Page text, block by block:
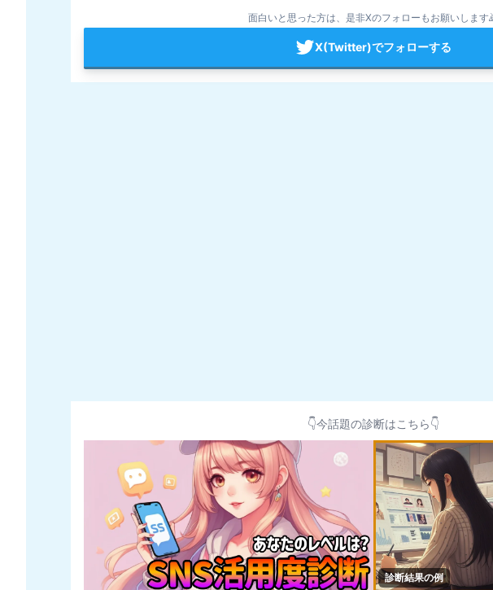
面白いと思った方は、是非Xのフォローもお願いします
X(Twitter)でフォローする
👇今話題の診断はこちら👇
診断結果の例